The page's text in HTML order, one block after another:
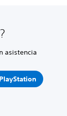
asistencia